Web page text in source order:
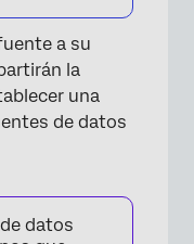
a su
la
una
de datos
datos